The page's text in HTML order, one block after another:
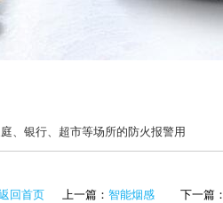
、银行、超市等场所的防火报警用
回首页 上一篇： 智能烟感 下一篇：